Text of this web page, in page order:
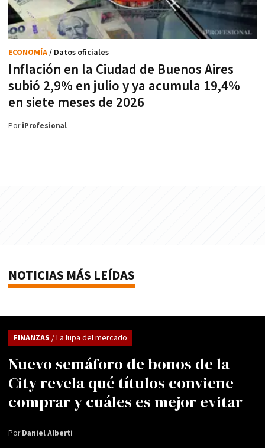
Inflación en la Ciudad de Buenos Aires
subió 2,9% en julio y ya acumula 19,4%
en siete meses de 2026
ECONOMÍA/ Datos oficiales
PoriProfesional
NOTICIAS MÁS LEÍDAS
Nuevo semáforo de bonos de la
City revela qué títulos conviene
comprar y cuáles es mejor evitar
FINANZAS / La lupa del mercado
PorDaniel Alberti